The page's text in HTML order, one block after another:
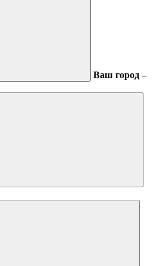
Ваш город –